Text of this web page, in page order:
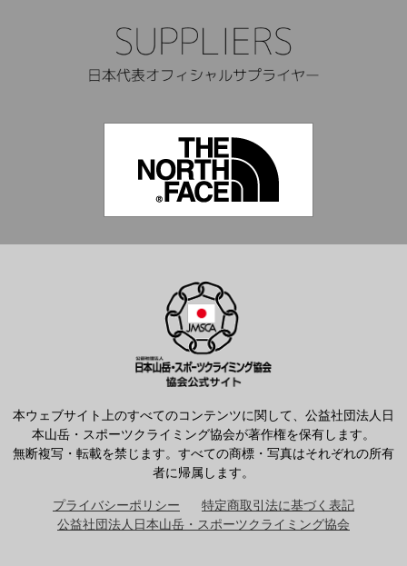
本ウェブサイト上のすべてのコンテンツに関して、公益社団法人日
本山岳・スポーツクライミング協会が著作権を保有します。
無断複写・転載を禁じます。すべての商標・写真はそれぞれの所有
者に帰属します。
プライバシーポリシー
特定商取引法に基づく表記
公益社団法人日本山岳・スポーツクライミング協会